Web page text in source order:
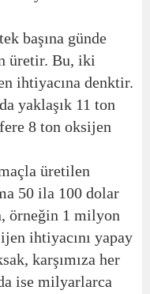
başına günde
üretir. Bu, iki
ihtiyacına denktir.
yaklaşık 11 ton
8 ton oksijen
üretilen
50 ila 100 dolar
örneğin 1 milyon
ihtiyacını yapay
karşımıza her
ise milyarlarca